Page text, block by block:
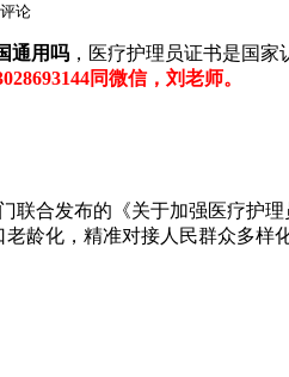
论
通用吗 ，医疗护理员证书是国
同微信，刘老师。
联合发布的《关于加强医疗护
龄化，精准对接人民群众多